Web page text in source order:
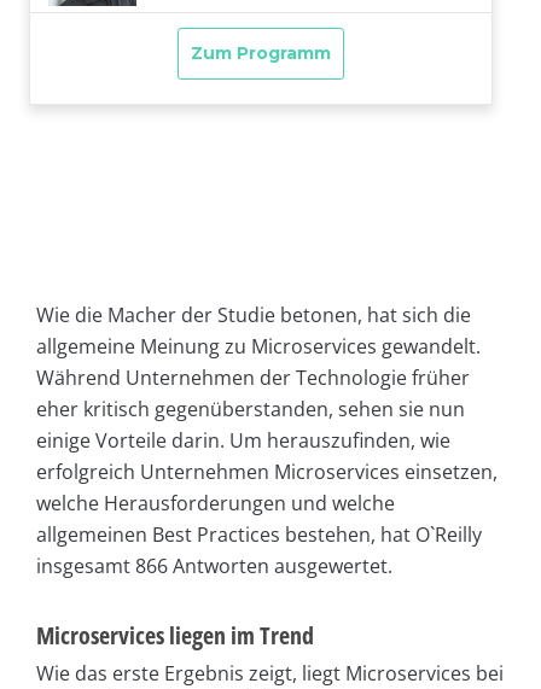
Wie die Macher der Studie betonen, hat sich die
allgemeine Meinung zu Microservices gewandelt.
Während Unternehmen der Technologie früher
eher kritisch gegenüberstanden, sehen sie nun
einige Vorteile darin. Um herauszufinden, wie
erfolgreich Unternehmen Microservices einsetzen,
welche Herausforderungen und welche
allgemeinen Best Practices bestehen, hat O`Reilly
insgesamt 866 Antworten ausgewertet.
Microservices liegen im Trend
Wie das erste Ergebnis zeigt, liegt Microservices bei